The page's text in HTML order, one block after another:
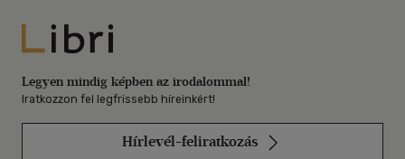
Libri
Legyen mindig képben az irodalommal!
Iratkozzon fel legfrissebb híreinkért!
Hírlevél-feliratkozás